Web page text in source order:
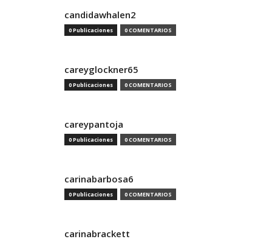
candidawhalen2
0 Publicaciones 0 COMENTARIOS
careyglockner65
0 Publicaciones 0 COMENTARIOS
careypantoja
0 Publicaciones 0 COMENTARIOS
carinabarbosa6
0 Publicaciones 0 COMENTARIOS
carinabrackett